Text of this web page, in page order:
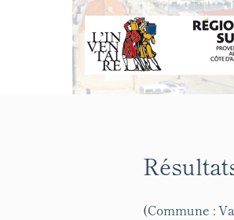
(Commune :